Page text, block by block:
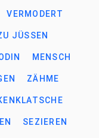
VERMODERT
JÜSSEN
MENSCH
ZÄHME
SEZIEREN